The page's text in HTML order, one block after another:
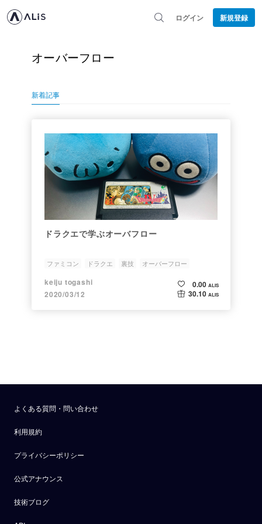
ログイン 新規登録
オーバーフロー
新着記事
ドラクエで学ぶオーバフロー
ファミコン ドラクエ 裏技 オーバーフロー
keiju togashi
2020/03/12
0.00 ALIS
30.10 ALIS
よくある質問・問い合わせ
利用規約
プライバシーポリシー
公式アナウンス
技術ブログ